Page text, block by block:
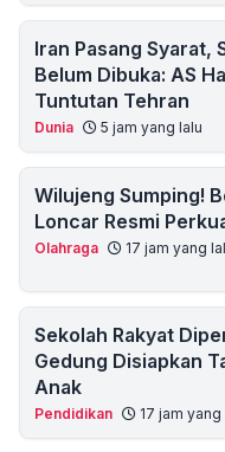
Iran Pasang Syarat,
Belum Dibuka: AS
Tuntutan Tehran
Dunia 5 jam yang lalu
Wilujeng Sumping!
Loncar Resmi
Olahraga 17 jam yang
Sekolah Rakyat
Gedung Disiapkan
Anak
Pendidikan 17 jam yang